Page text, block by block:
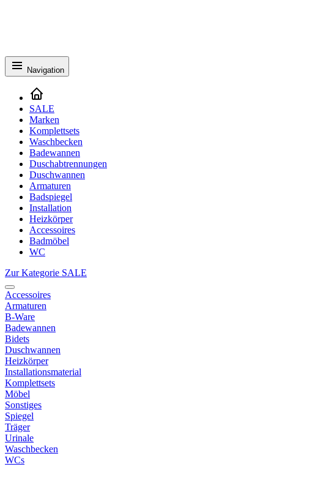
Navigation
SALE
Marken
Komplettsets
Waschbecken
Badewannen
Duschabtrennungen
Duschwannen
Armaturen
Badspiegel
Installation
Heizkörper
Accessoires
Badmöbel
WC
Zur Kategorie SALE
Accessoires
Armaturen
B-Ware
Badewannen
Bidets
Duschwannen
Heizkörper
Installationsmaterial
Komplettsets
Möbel
Sonstiges
Spiegel
Träger
Urinale
Waschbecken
WCs